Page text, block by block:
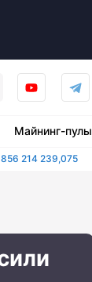
Майнинг-пулы
214 239,075